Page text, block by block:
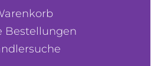
Bestellungen